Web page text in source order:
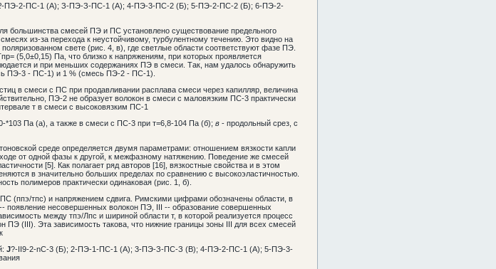
-ПЭ-2-ПС-1 (А); З-ПЭ-З-ПС-1 (А); 4-ПЭ-3-ПС-2 (Б); 5-ПЭ-2-ПС-2 (Б); 6-ПЭ-2-
большинства смесей ПЭ и ПС установлено существование предельного
из-за перехода к неустойчивому, турбулентному течению. Это видно на
свете (рис. 4, в), где светлые области соответствуют фазе ПЭ.
(5,0±0,15) Па, что близко к напряжениям, при которых проявляется
и при меньших содержаниях ПЭ в смеси. Так, нам удалось обнаружить
ПЭ-3 - ПС-1) и 1 % (смесь ПЭ-2 - ПС-1).
в смеси с ПС при продавливании расплава смеси через капилляр, величина
ПЭ-2 не образует волокон в смеси с маловязким ПС-3 практически
т в смеси с высоковязким ПС-1
Па (а), а также в смеси с ПС-3 при т=6,8-104 Па (б); в - продольный срез, с
среде определяется двумя параметрами: отношением вязкости капли
от одной фазы к другой, к межфазному натяжению. Поведение же смесей
[5]. Как полагает ряд авторов [16], вязкостные свойства и в этом
в значительно больших пределах по сравнению с высокоэластичностью.
полимеров практически одинаковая (рис. 1, б).
(ппэ/тпс) и напряжением сдвига. Римскими цифрами обозначены области, в
появление несовершенных волокон ПЭ, III -- образование совершенных
между тпэ/Лпс и шириной области т, в которой реализуется процесс
ПЭ (III). Эта зависимость такова, что нижние границы зоны III для всех смесей
J?-II9-2-nC-3 (Б); 2-ПЭ-1-ПС-1 (А); 3-ПЭ-З-ПС-З (В); 4-ПЭ-2-ПС-1 (А); 5-ПЭ-3-